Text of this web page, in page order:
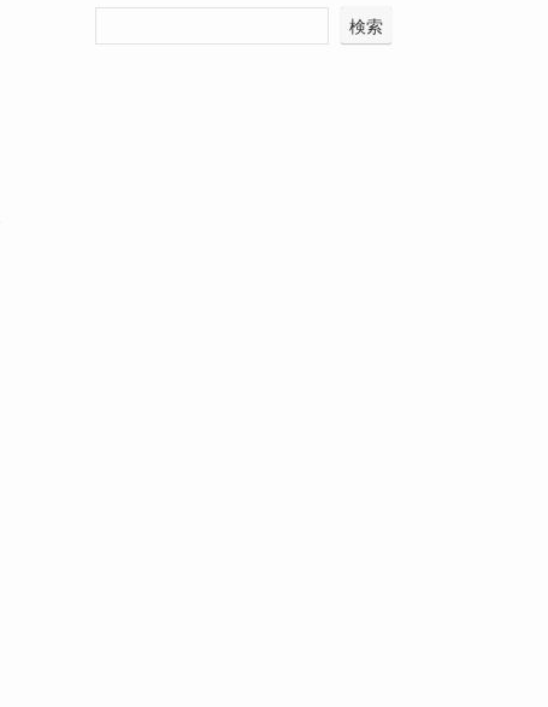
検索